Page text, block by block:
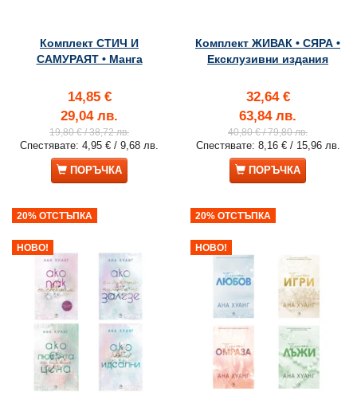
Комплект СТИЧ И
САМУРАЯТ • Манга
14,85 €
29,04 лв.
19,80 €/ 38,72 лв.
Спестявате: 4,95 € / 9,68 лв.
ПОРЪЧКА
Комплект ЖИВАК • СЯРА •
Ексклузивни издания
32,64 €
63,84 лв.
40,80 €/ 79,80 лв.
Спестявате: 8,16 € / 15,96 лв.
ПОРЪЧКА
20% ОТСТЪПКА
НОВО!
20% ОТСТЪПКА
НОВО!